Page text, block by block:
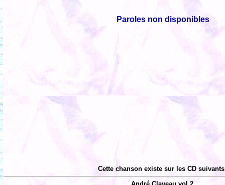
Paroles non disponibles
Cette chanson existe sur les CD